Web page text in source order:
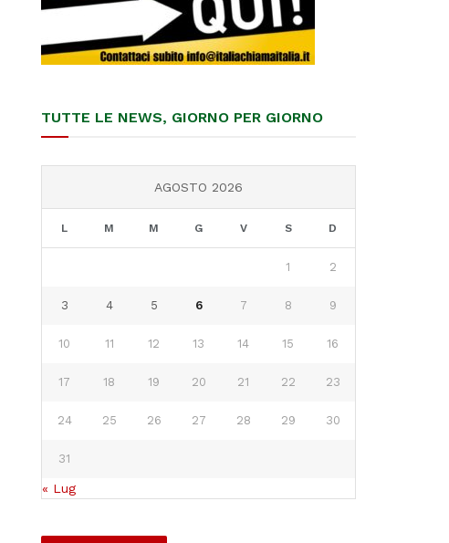
TUTTE LE NEWS, GIORNO PER GIORNO
AGOSTO 2026
L M M G V S D
1 2
3 4 5 6 7 8 9
10 11 12 13 14 15 16
17 18 19 20 21 22 23
24 25 26 27 28 29 30
31
« Lug